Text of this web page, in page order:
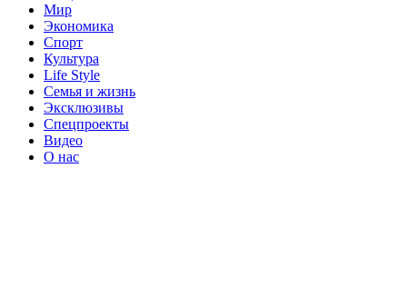
Мир
Экономика
Спорт
Культура
Life Style
Семья и жизнь
Эксклюзивы
Спецпроекты
Видео
О нас